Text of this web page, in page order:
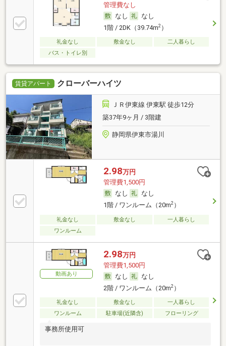
管理費なし
なし
なし
1階 / 2DK（39.74m2）
礼金なし 敷金なし
二人暮らし
バス・トイレ別
賃貸アパート クローバーハイツ
ＪＲ伊東線 伊東駅 徒歩12分
築37年9ヶ月 / 3階建
静岡県伊東市湯川
2.98万円
管理費1,500円
なし
なし
1階 / ワンルーム（20m2）
礼金なし 敷金なし
一人暮らし
ワンルーム
動画あり
2.98万円
管理費1,500円
なし
なし
2階 / ワンルーム（20m2）
礼金なし 敷金なし
一人暮らし
ワンルーム
駐車場(近隣含) フローリング
事務所使用可